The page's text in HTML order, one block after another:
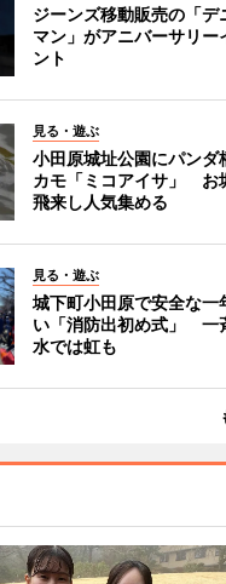
ジーンズ移動販売の「デ
マン」がアニバーサリー
ント
見る・遊ぶ
小田原城址公園にパンダ
カモ「ミコアイサ」 お
飛来し人気集める
見る・遊ぶ
城下町小田原で安全な一
い「消防出初め式」 一
水では虹も